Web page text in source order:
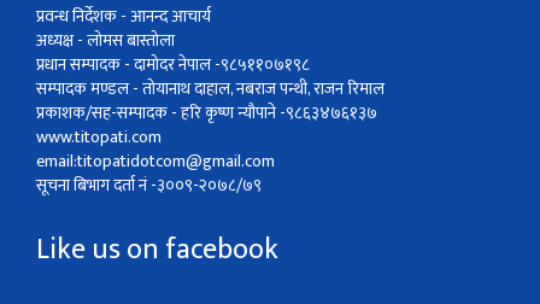
प्रवन्ध निर्देशक - आनन्द आचार्य
अध्यक्ष - लोमस बास्तोला
प्रधान सम्पादक - दामोदर नेपाल -९८५११०७१९८
सम्पादक मण्डल - तोयानाथ दाहाल, नबराज पन्थी, राजन रिमाल
प्रकाशक/सह-सम्पादक - हरि कृष्ण न्यौपाने -९८६३४७६१३७
www.titopati.com
email:titopatidotcom@gmail.com
सूचना बिभाग दर्ता नं -३००९-२०७८/७९
Like us on facebook